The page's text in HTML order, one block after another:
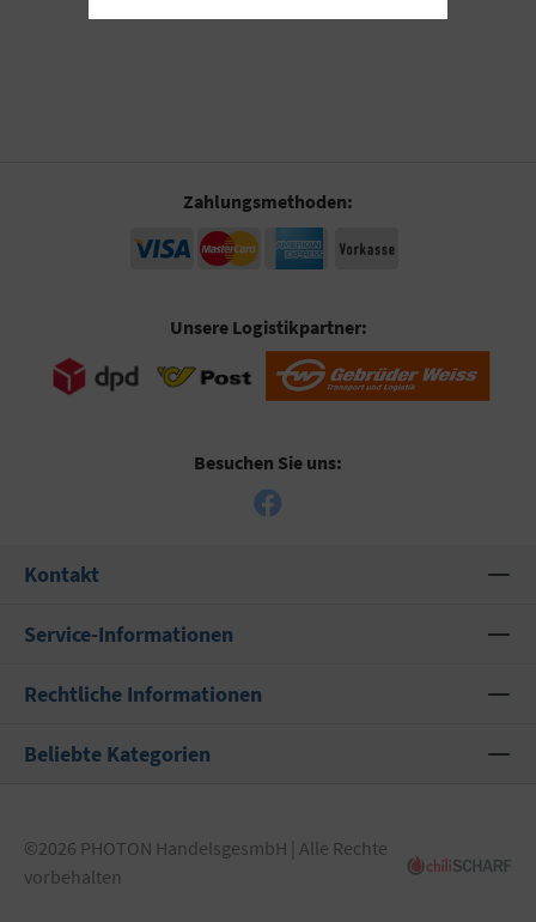
Zahlungsmethoden:
Unsere Logistikpartner:
Besuchen Sie uns:
Kontakt
Service-Informationen
Rechtliche Informationen
Beliebte Kategorien
©2026 PHOTON HandelsgesmbH | Alle Rechte
vorbehalten